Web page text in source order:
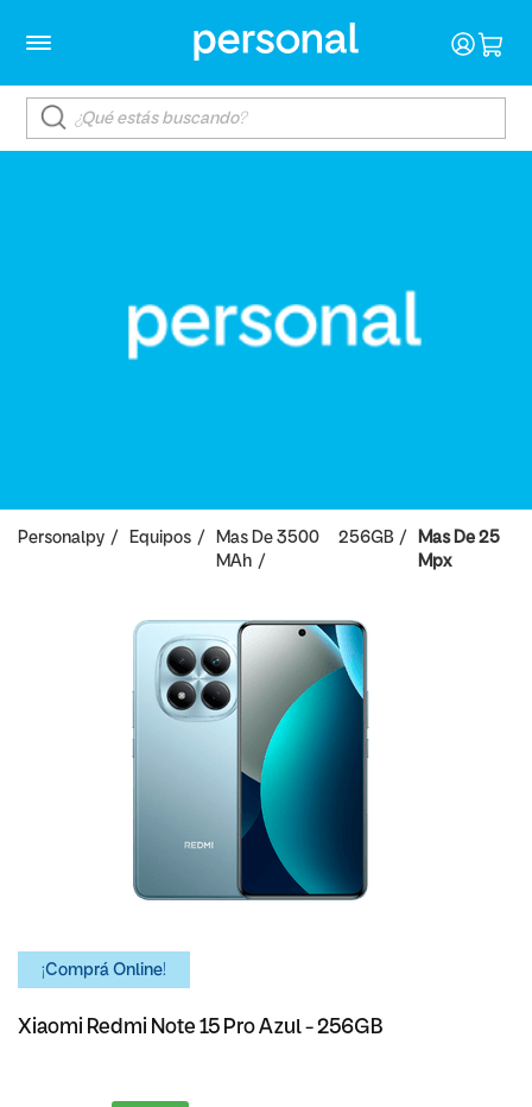
Personalpy Equipos
Mas De 3500
MAh
256GB
Mas De 25
Mpx
¡Comprá Online!
Xiaomi Redmi Note 15 Pro Azul - 256GB